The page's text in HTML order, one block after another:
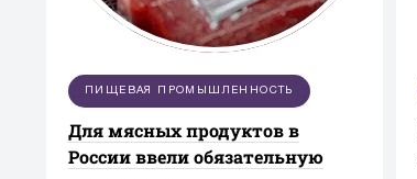
ПИЩЕВАЯ ПРОМЫШЛЕННОСТЬ
Для мясных продуктов в
России ввели обязательную